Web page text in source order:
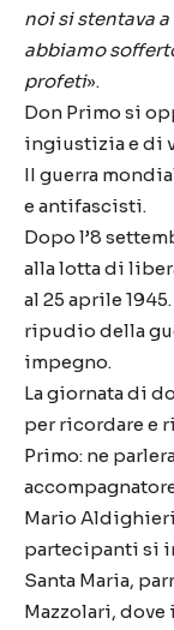
noi si stentava
abbiamo
profeti».
Don Primo si
ingiustizia e di
II guerra
e antifascisti.
Dopo l’8
alla lotta di
al 25 aprile
ripudio della
impegno.
La giornata di
per ricordare e
Primo: ne
Mario Aldighieri
partecipanti si
Santa Maria,
Mazzolari,